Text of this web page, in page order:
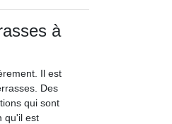
à
Il est
Des
qui sont
qu'il est